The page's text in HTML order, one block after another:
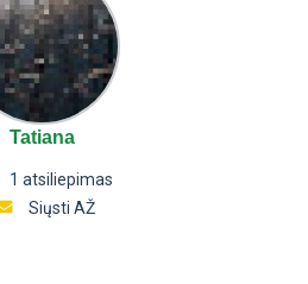
Tatiana
1 atsiliepimas
Siųsti AŽ